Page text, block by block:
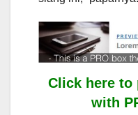
Click here to
with